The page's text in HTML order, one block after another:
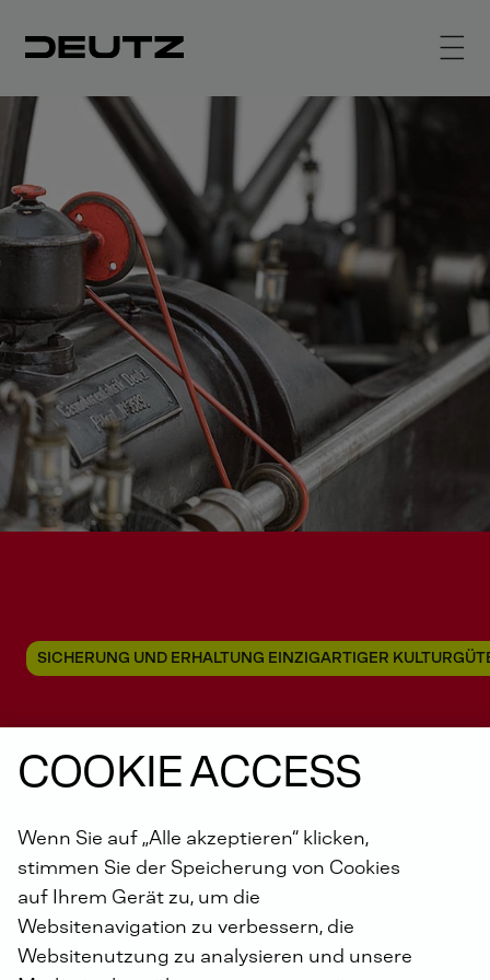
SICHERUNG UND ERHALTUNG EINZIGARTIGER
„Freunde der
DEUTZ e.V.“
COOKIE ACCESS
Wenn Sie auf „Alle akzeptieren“ klicken,
stimmen Sie der Speicherung von Cookies
auf Ihrem Gerät zu, um die
Websitenavigation zu verbessern, die
Websitenutzung zu analysieren und unsere